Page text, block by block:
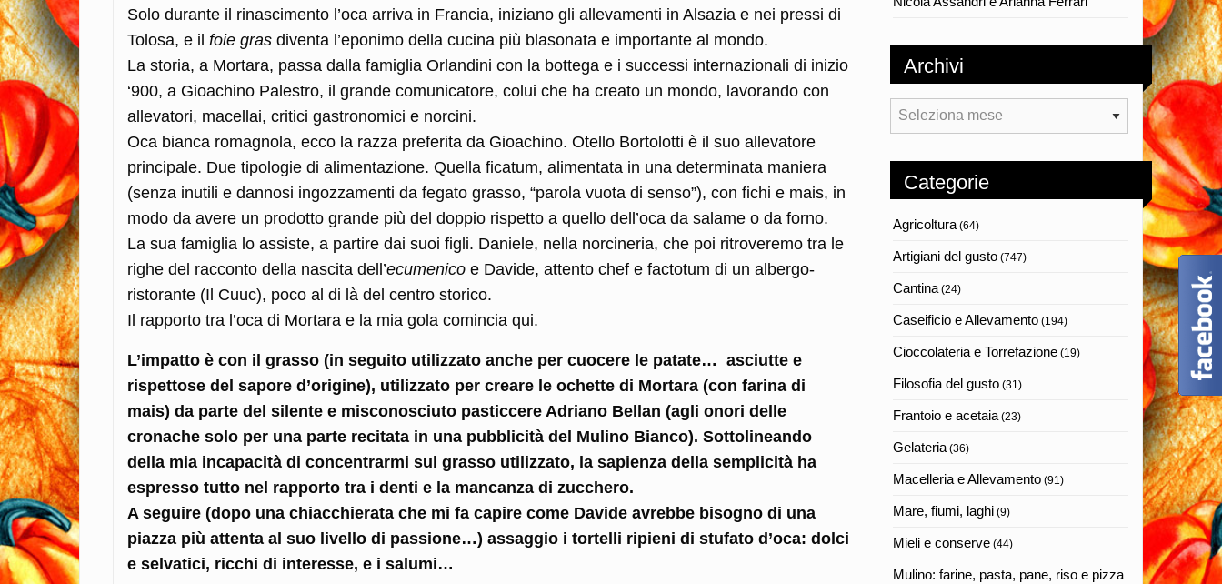
Solo durante il rinascimento l’oca arriva in Francia, iniziano gli allevamenti in Alsazia e nei pressi di
Tolosa, e il foie gras diventa l’eponimo della cucina più blasonata e importante al mondo.
La storia, a Mortara, passa dalla famiglia Orlandini con la bottega e i successi internazionali di inizio
‘900, a Gioachino Palestro, il grande comunicatore, colui che ha creato un mondo, lavorando con
allevatori, macellai, critici gastronomici e norcini.
Oca bianca romagnola, ecco la razza preferita da Gioachino. Otello Bortolotti è il suo allevatore
principale. Due tipologie di alimentazione. Quella ficatum, alimentata in una determinata maniera
(senza inutili e dannosi ingozzamenti da fegato grasso, “parola vuota di senso”), con fichi e mais, in
modo da avere un prodotto grande più del doppio rispetto a quello dell’oca da salame o da forno.
La sua famiglia lo assiste, a partire dai suoi figli. Daniele, nella norcineria, che poi ritroveremo tra le
righe del racconto della nascita dell’ecumenico e Davide, attento chef e factotum di un albergo-
ristorante (Il Cuuc), poco al di là del centro storico.
Il rapporto tra l’oca di Mortara e la mia gola comincia qui.
L’impatto è con il grasso (in seguito utilizzato anche per cuocere le patate… asciutte e
rispettose del sapore d’origine), utilizzato per creare le ochette di Mortara (con farina di
mais) da parte del silente e misconosciuto pasticcere Adriano Bellan (agli onori delle
cronache solo per una parte recitata in una pubblicità del Mulino Bianco). Sottolineando
della mia incapacità di concentrarmi sul grasso utilizzato, la sapienza della semplicità ha
espresso tutto nel rapporto tra i denti e la mancanza di zucchero.
A seguire (dopo una chiacchierata che mi fa capire come Davide avrebbe bisogno di una
piazza più attenta al suo livello di passione…) assaggio i tortelli ripieni di stufato d’oca: dolci
e selvatici, ricchi di interesse, e i salumi…
Archivi
Archivi
Categorie
Agricoltura(64)
Artigiani del gusto (747)
Cantina(24)
Caseificio e Allevamento (194)
Cioccolateria e Torrefazione (19)
Filosofia del gusto (31)
Frantoio e acetaia(23)
Gelateria(36)
Macelleria e Allevamento (91)
Mare, fiumi, laghi (9)
Mieli e conserve (44)
Mulino: farine, pasta, pane, riso e pizza